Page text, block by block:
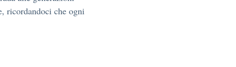
ricordandoci che ogni